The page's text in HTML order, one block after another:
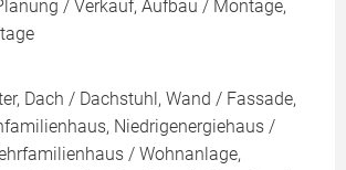
/ Verkauf, Aufbau / Montage,
Dach / Dachstuhl, Wand / Fassade,
Niedrigenergiehaus /
/ Wohnanlage,